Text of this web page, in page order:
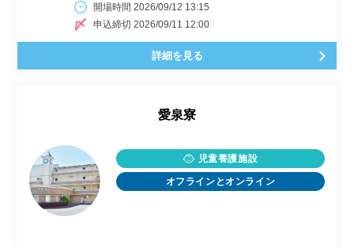
開場時間 2026/09/12 13:15
申込締切 2026/09/11 12:00
詳細を見る
愛泉寮
児童養護施設
オフラインとオンライン